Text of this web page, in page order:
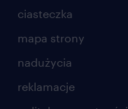
ciasteczka
mapa strony
nadużycia
reklamacje